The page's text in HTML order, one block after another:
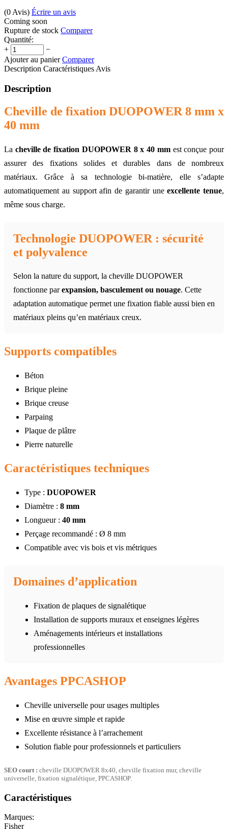
(0 Avis) Écrire un avis
Coming soon
Rupture de stock Comparer
Quantité:
+
−
Ajouter au panier Comparer
Description Caractéristiques Avis
Description
Cheville de fixation DUOPOWER 8 mm x
40 mm
La cheville de fixation DUOPOWER 8 x 40 mmest conçue pour
assurer des fixations solides et durables dans de nombreux
matériaux. Grâce à sa technologie bi-matière, elle s’adapte
automatiquement au support afin de garantir uneexcellente tenue,
même sous charge.
Technologie DUOPOWER : sécurité
et polyvalence
Selon la nature du support, la cheville DUOPOWER
fonctionne parexpansion, basculement ou nouage. Cette
adaptation automatique permet une fixation fiable aussi bien en
matériaux pleins qu’en matériaux creux.
Supports compatibles
Béton
Brique pleine
Brique creuse
Parpaing
Plaque de plâtre
Pierre naturelle
Caractéristiques techniques
Type : DUOPOWER
Diamètre : 8 mm
Longueur : 40 mm
Perçage recommandé : Ø 8 mm
Compatible avec vis bois et vis métriques
Domaines d’application
Fixation de plaques de signalétique
Installation de supports muraux et enseignes légères
Aménagements intérieurs et installations
professionnelles
Avantages PPCASHOP
Cheville universelle pour usages multiples
Mise en œuvre simple et rapide
Excellente résistance à l’arrachement
Solution fiable pour professionnels et particuliers
SEO court : cheville DUOPOWER 8x40, cheville fixation mur, cheville
universelle, fixation signalétique, PPCASHOP.
Caractéristiques
Marques:
Fisher